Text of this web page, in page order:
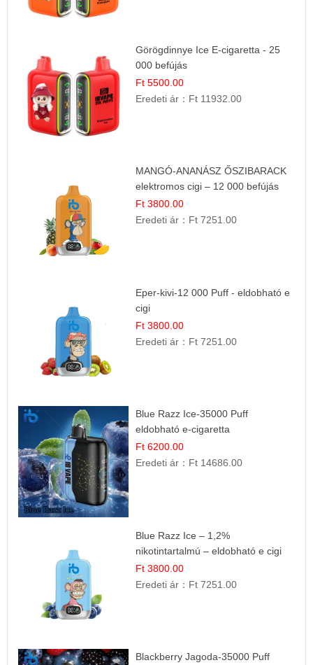
Görögdinnye Ice E-cigaretta - 25
000 befújás
Ft 5500.00
Eredeti ár： Ft 11932.00
MANGÓ-ANANÁSZ ŐSZIBARACK
elektromos cigi – 12 000 befújás
Ft 3800.00
Eredeti ár： Ft 7251.00
Eper-kivi-12 000 Puff - eldobható e
cigi
Ft 3800.00
Eredeti ár： Ft 7251.00
Blue Razz Ice-35000 Puff
eldobható e-cigaretta
Ft 6200.00
Eredeti ár： Ft 14686.00
Blue Razz Ice – 1,2%
nikotintartalmú – eldobható e cigi
Ft 3800.00
Eredeti ár： Ft 7251.00
Blackberry Jagoda-35000 Puff